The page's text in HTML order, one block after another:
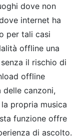
dove non
internet ha
per tali casi
offline una
il rischio di
offline
canzoni,
propria musica
funzione offre
di ascolto.